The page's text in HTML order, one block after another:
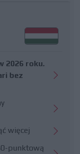
2026 roku.
bez
więcej
punktową